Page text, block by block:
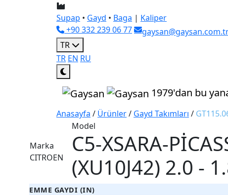
Supap • Gayd • Baga | Kaliper
+90 332 239 06 77
TR
TR EN RU
1979'dan bu
Anasayfa / Ürünler/ Gayd Takımları /
Marka
CITROEN
Model
C5-XSARA-
(XU10J42) 2.0 -
EMME GAYDI (IN)